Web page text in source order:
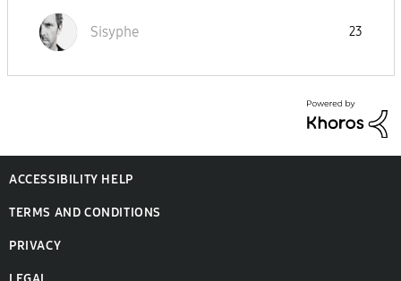
Sisyphe 23
ACCESSIBILITY HELP
TERMS AND CONDITIONS
PRIVACY